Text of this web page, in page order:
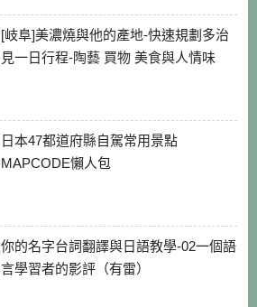
[岐阜]美濃燒與他的產地-快速規劃多治
見一日行程-陶藝 買物 美食與人情味
日本47都道府縣自駕常用景點
MAPCODE懶人包
你的名字台詞翻譯與日語教學-02一個語
言學習者的影評（有雷）